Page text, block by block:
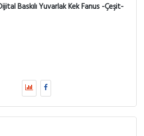
Baskılı Yuvarlak Kek Fanus -Çeşit-